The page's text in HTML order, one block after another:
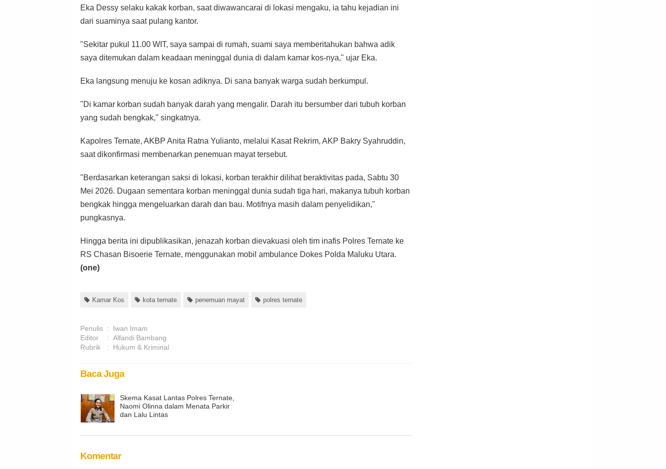
Eka Dessy selaku kakak korban, saat diwawancarai di lokasi mengaku, ia tahu kejadian ini
dari suaminya saat pulang kantor.
"Sekitar pukul 11.00 WIT, saya sampai di rumah, suami saya memberitahukan bahwa adik
saya ditemukan dalam keadaan meninggal dunia di dalam kamar kos-nya," ujar Eka.
Eka langsung menuju ke kosan adiknya. Di sana banyak warga sudah berkumpul.
"Di kamar korban sudah banyak darah yang mengalir. Darah itu bersumber dari tubuh korban
yang sudah bengkak," singkatnya.
Kapolres Ternate, AKBP Anita Ratna Yulianto, melalui Kasat Rekrim, AKP Bakry Syahruddin,
saat dikonfirmasi membenarkan penemuan mayat tersebut.
"Berdasarkan keterangan saksi di lokasi, korban terakhir dilihat beraktivitas pada, Sabtu 30
Mei 2026. Dugaan sementara korban meninggal dunia sudah tiga hari, makanya tubuh korban
bengkak hingga mengeluarkan darah dan bau. Motifnya masih dalam penyelidikan,"
pungkasnya.
Hingga berita ini dipublikasikan, jenazah korban dievakuasi oleh tim inafis Polres Ternate ke
RS Chasan Bisoerie Ternate, menggunakan mobil ambulance Dokes Polda Maluku Utara.
(one)
Kamar Kos kota ternate penemuan mayat polres ternate
Penulis :
Iwan Imam
Editor
: Alfandi Bambang
Rubrik
: Hukum & Kriminal
Baca Juga
Skema Kasat Lantas Polres Ternate,
Naomi Olinna dalam Menata Parkir
dan Lalu Lintas
Komentar